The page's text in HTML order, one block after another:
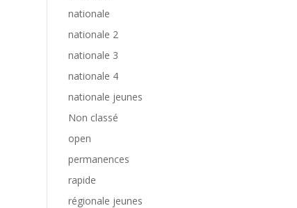
nationale
nationale 2
nationale 3
nationale 4
nationale jeunes
Non classé
open
permanences
rapide
régionale jeunes